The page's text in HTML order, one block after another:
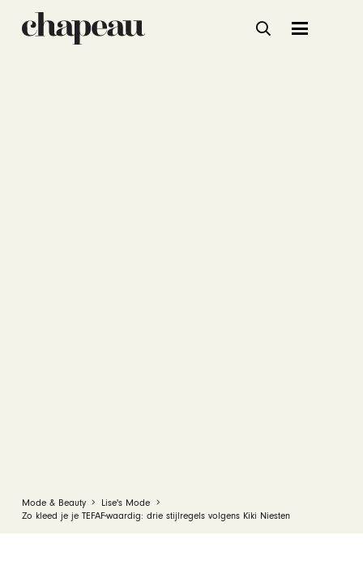
Mode & Beauty
Lise's Mode
Zo kleed je je TEFAF-waardig: drie stijlregels volgens Kiki Niesten